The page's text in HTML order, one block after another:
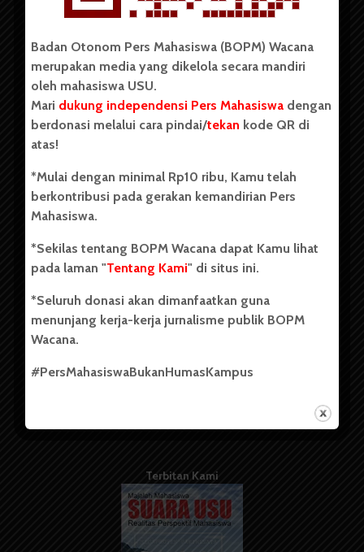
Copyright © 2023. All rights reserved BOPM WACANA.
Badan Otonom Pers Mahasiswa (BOPM) Wacana merupakan
pers mahasiswa yang berdiri di luar kampus dan dikelola
secara mandiri oleh mahasiswa Universitas Sumatera Utara
(USU). Sebelumnya BOPM Wacana merupakan salah satu
Unit Kegiatan Mahasiswa (UKM) di Universitas Sumatera
berdiri pada 1 Juli 1995.
Kontribusi
Info Iklan
Pedoman Media Siber
Kode Etik Jurnalistik
Terbitan Kami
Badan Otonom Pers Mahasiswa (BOPM) Wacana
merupakan media yang dikelola secara mandiri
oleh mahasiswa USU.
Mari dukung independensi Pers Mahasiswa dengan
berdonasi melalui cara pindai/tekan kode QR di
atas!
*Mulai dengan minimal Rp10 ribu, Kamu telah
berkontribusi pada gerakan kemandirian Pers
Mahasiswa.
*Sekilas tentang BOPM Wacana dapat Kamu lihat
pada laman "Tentang Kami" di situs ini.
*Seluruh donasi akan dimanfaatkan guna
menunjang kerja-kerja jurnalisme publik BOPM
Wacana.
#PersMahasiswaBukanHumasKampus